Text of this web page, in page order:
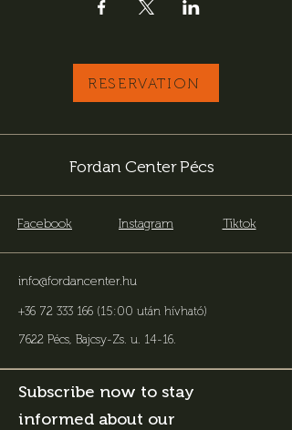
RESERVATION
Fordan Center Pécs
Facebook Instagram Tiktok
info@fordancenter.hu
+36 72 333 166 (15:00 után hívható)
7622 Pécs, Bajcsy-Zs. u. 14-16.
Subscribe now to stay
informed about our